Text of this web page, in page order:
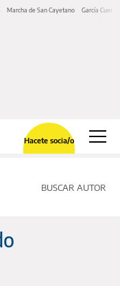
Marcha de San Cayetano García Cuerva
Hacete socia/o
BUSCAR AUTOR